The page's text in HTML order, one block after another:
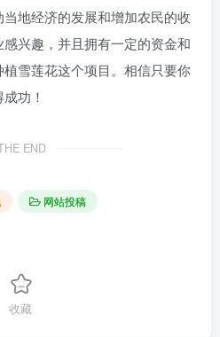
地经济的发展和增加农民的收
兴趣，并且拥有一定的资金和
雪莲花这个项目。相信只要你
功！
END
网站投稿
收藏